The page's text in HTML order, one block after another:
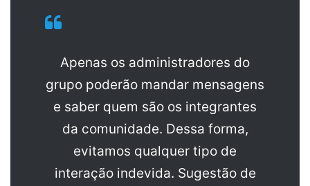
Apenas os administradores do
grupo poderão mandar mensagens
e saber quem são os integrantes
da comunidade. Dessa forma,
evitamos qualquer tipo de
interação indevida. Sugestão de